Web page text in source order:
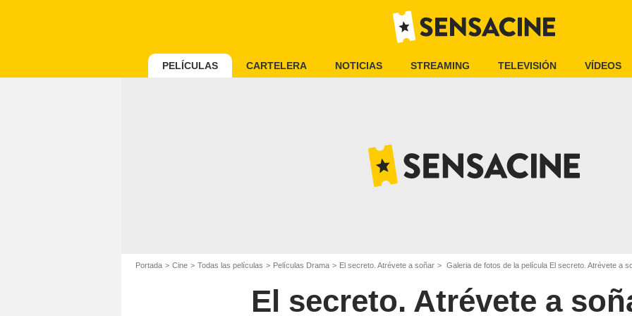
PELÍCULAS CARTELERA NOTICIAS STREAMING TELEVISIÓN VÍDEOS
Portada Cine Todas las películas Películas Drama El secreto. Atrévete a soñar Galeria de fotos de la película El secreto. Atrévete a
El secreto. Atrévete a